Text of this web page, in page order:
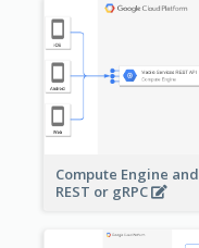
Compute Engine and
REST or gRPC